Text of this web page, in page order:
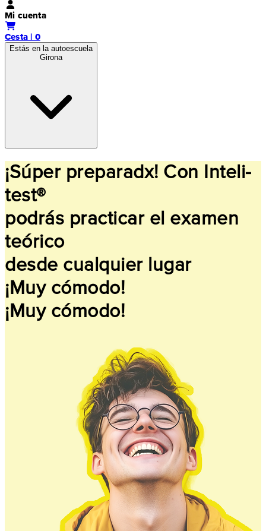
Mi cuenta
Cesta | 0
Estás en la autoescuela
Girona
¡Súper preparadx! Con Inteli-
test®
podrás practicar el examen
teórico
desde cualquier lugar
¡Muy cómodo!
¡Muy cómodo!